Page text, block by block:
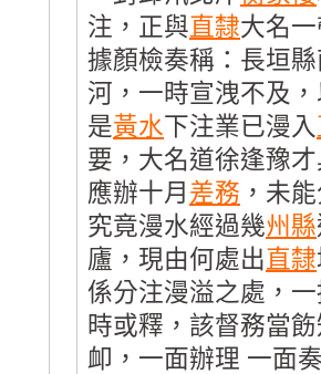
注，正與直隸大名
據顏檢奏稱：長垣
河，一時宣洩不及
是黃水下注業已漫入
要，大名道徐逢豫
應辦十月 差務 ，未
究竟漫水經過幾州縣
廬，現由何處出直隸
係分注漫溢之處，
時或釋，該督務當
卹，一面辦理 一面